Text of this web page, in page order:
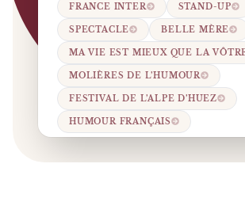
FRANCE INTER STAND-UP
SPECTACLE BELLE MÈRE
MA VIE EST MIEUX QUE LA
MOLIÈRES DE L’HUMOUR
FESTIVAL DE L’ALPE D’HUEZ
HUMOUR FRANÇAIS